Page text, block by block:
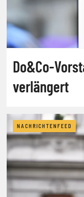
Do&Co-
verlängert
NACHRICHTENFEED